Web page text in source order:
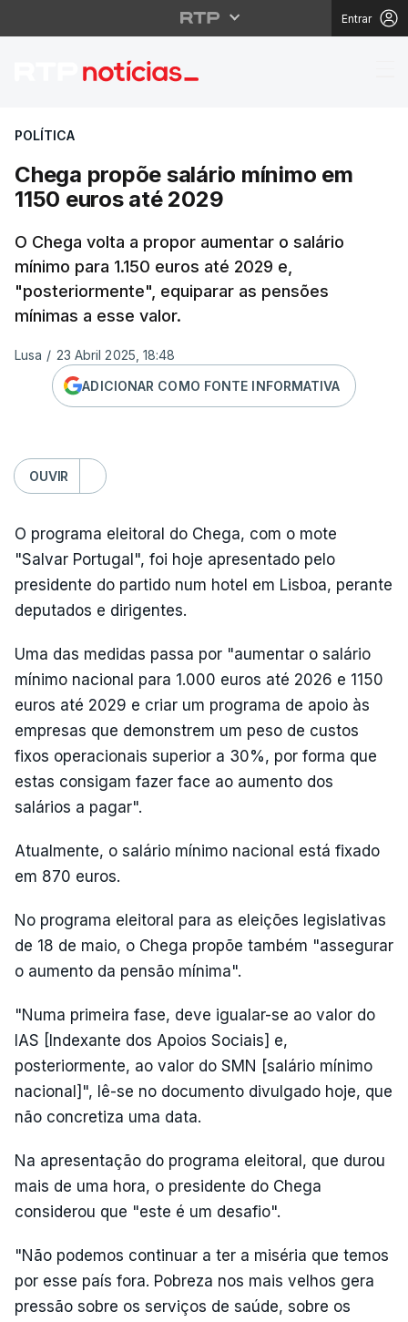
Entrar
Chega propõe salário
POLÍTICA
Chega propõe salário mínimo em
1150 euros até 2029
O Chega volta a propor aumentar o salário
mínimo para 1.150 euros até 2029 e,
"posteriormente", equiparar as pensões
mínimas a esse valor.
Lusa / 23 Abril 2025, 18:48
ADICIONAR COMO FONTE INFORMATIVA
OUVIR
O programa eleitoral do Chega, com o mote
"Salvar Portugal", foi hoje apresentado pelo
presidente do partido num hotel em Lisboa, perante
deputados e dirigentes.
Uma das medidas passa por "aumentar o salário
mínimo nacional para 1.000 euros até 2026 e 1150
euros até 2029 e criar um programa de apoio às
empresas que demonstrem um peso de custos
fixos operacionais superior a 30%, por forma que
estas consigam fazer face ao aumento dos
salários a pagar".
Atualmente, o salário mínimo nacional está fixado
em 870 euros.
No programa eleitoral para as eleições legislativas
de 18 de maio, o Chega propõe também "assegurar
o aumento da pensão mínima".
"Numa primeira fase, deve igualar-se ao valor do
IAS [Indexante dos Apoios Sociais] e,
posteriormente, ao valor do SMN [salário mínimo
nacional]", lê-se no documento divulgado hoje, que
não concretiza uma data.
Na apresentação do programa eleitoral, que durou
mais de uma hora, o presidente do Chega
considerou que "este é um desafio".
"Não podemos continuar a ter a miséria que temos
por esse país fora. Pobreza nos mais velhos gera
pressão sobre os serviços de saúde, sobre os